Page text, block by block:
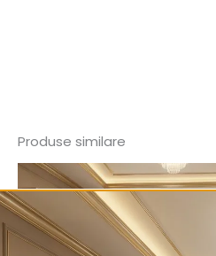
Produse similare